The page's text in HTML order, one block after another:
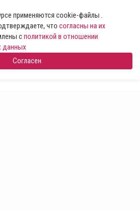
применяются cookie-файлы .
что согласны на их
сполитикой в отношении
данных
Согласен